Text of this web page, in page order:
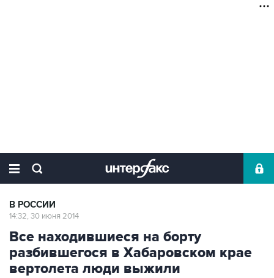
В РОССИИ
14:32, 30 июня 2014
Все находившиеся на борту
разбившегося в Хабаровском крае
вертолета люди выжили